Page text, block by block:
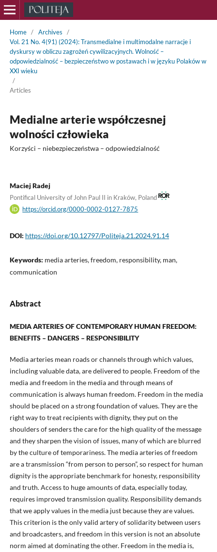
Home / Archives
/
Vol. 21 No. 4(91) (2024): Transmedialne i multimodalne narracje i
dyskursy w obliczu zagrożeń cywilizacyjnych. Wolność –
odpowiedzialność – bezpieczeństwo w postawach i w języku Polaków w
XXI wieku
/
Articles
Medialne arterie współczesnej
wolności człowieka
Korzyści – niebezpieczeństwa – odpowiedzialność
Maciej Radej
Pontifical University of John Paul II in Kraków, Poland
https://orcid.org/0000-0002-0127-7875
DOI: https://doi.org/10.12797/Politeja.21.2024.91.14
Keywords: media arteries, freedom, responsibility, man,
communication
Abstract
MEDIA ARTERIES OF CONTEMPORARY HUMAN FREEDOM:
BENEFITS – DANGERS – RESPONSIBILITY
Media arteries mean roads or channels through which values,
including valuable data, are delivered to people. Freedom of the
media and freedom in the media and through means of
communication is always human freedom. Freedom in the media
should be placed on a strong foundation of values. They are the
right way to treat recipients with dignity, they put on the
shoulders of senders the care for the high quality of the message
and they sharpen the vision of issues, many of which are blurred
by the culture of temporariness. The media arteries of freedom
are a transmission “from person to person”, so respect for human
dignity is the appropriate benchmark for honesty, responsibility
and truth. Access to huge amounts of data, especially today,
requires improved transmission quality. Responsibility demands
that we apply values in the media just because they are values.
This criterion is the only valid artery of solidarity between users
and broadcasters, and freedom in this version is not an absolute
norm aimed at dominating the other. Freedom in the media is,